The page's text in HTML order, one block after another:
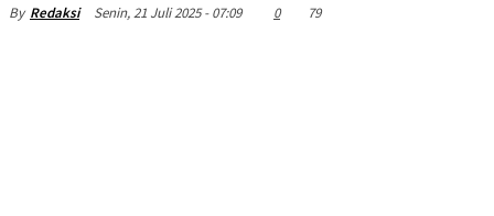
By Redaksi Senin, 21 Juli 2025 - 07:09 0 79